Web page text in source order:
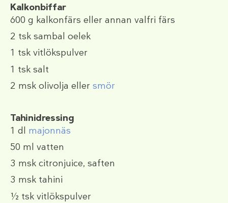
Kalkonbiffar
600 g kalkonfärs eller annan valfri färs
2 tsk sambal oelek
1 tsk vitlökspulver
1 tsk salt
2 msk olivolja eller smör
Tahinidressing
1 dl majonnäs
50 ml vatten
3 msk citronjuice, saften
3 msk tahini
½ tsk vitlökspulver